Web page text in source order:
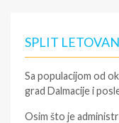
SPLIT
Sa populacijom od
grad Dalmacije i
Osim što je